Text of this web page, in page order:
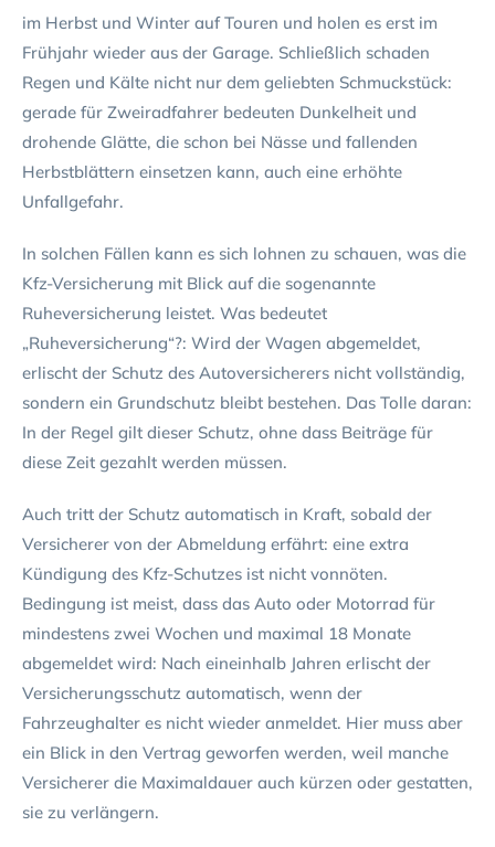
im Herbst und Winter auf Touren und holen es erst im
Frühjahr wieder aus der Garage. Schließlich schaden
Regen und Kälte nicht nur dem geliebten Schmuckstück:
gerade für Zweiradfahrer bedeuten Dunkelheit und
drohende Glätte, die schon bei Nässe und fallenden
Herbstblättern einsetzen kann, auch eine erhöhte
Unfallgefahr.
In solchen Fällen kann es sich lohnen zu schauen, was die
Kfz-Versicherung mit Blick auf die sogenannte
Ruheversicherung leistet. Was bedeutet
„Ruheversicherung“?: Wird der Wagen abgemeldet,
erlischt der Schutz des Autoversicherers nicht vollständig,
sondern ein Grundschutz bleibt bestehen. Das Tolle daran:
In der Regel gilt dieser Schutz, ohne dass Beiträge für
diese Zeit gezahlt werden müssen.
Auch tritt der Schutz automatisch in Kraft, sobald der
Versicherer von der Abmeldung erfährt: eine extra
Kündigung des Kfz-Schutzes ist nicht vonnöten.
Bedingung ist meist, dass das Auto oder Motorrad für
mindestens zwei Wochen und maximal 18 Monate
abgemeldet wird: Nach eineinhalb Jahren erlischt der
Versicherungsschutz automatisch, wenn der
Fahrzeughalter es nicht wieder anmeldet. Hier muss aber
ein Blick in den Vertrag geworfen werden, weil manche
Versicherer die Maximaldauer auch kürzen oder gestatten,
sie zu verlängern.